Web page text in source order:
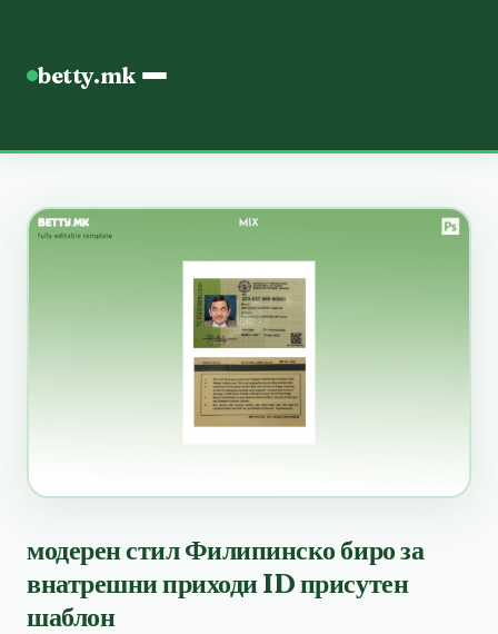
betty.mk
модерен стил Филипинско биро за
внатрешни приходи ID присутен
шаблон